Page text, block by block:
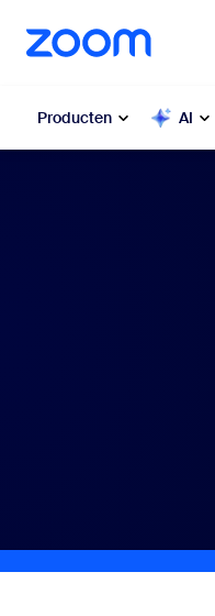
hoofdinhoud gaan
naar hulp via chat
Producten AI
Apps en integraties